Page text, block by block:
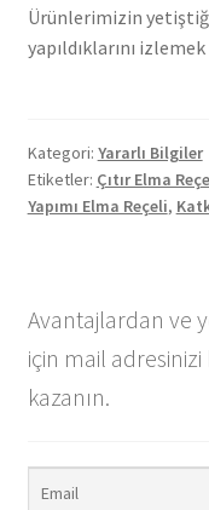
Ürünlerimizin
yapıldıklarını
Kategori: Yararlı Bilgiler
Etiketler: Çıtır Elma
Yapımı Elma Reçeli,
Avantajlardan ve
için mail
kazanın.